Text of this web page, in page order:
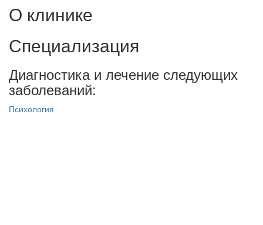
О клинике
Специализация
Диагностика и лечение следующих
заболеваний:
Психология